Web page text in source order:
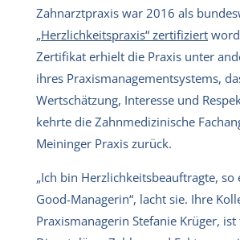
Zahnarztpraxis war 2016 als
„Herzlichkeitspraxis“ zertifiziert
Zertifikat erhielt die Praxis unter
ihres Praxismanagementsystems,
Wertschätzung, Interesse und
kehrte die Zahnmedizinische
Meininger Praxis zurück.
„Ich bin Herzlichkeitsbeauftragte, so
Good-Managerin“, lacht sie. Ihre
Praxismanagerin Stefanie Krüger,